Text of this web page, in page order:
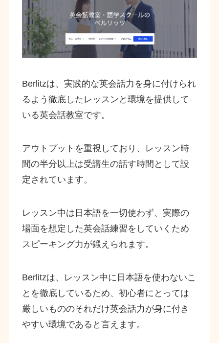
Berlitzは、実践的な英会話力を身に付けられ
るよう徹底したレッスンと環境を提供して
いる英会話教室です。
アウトプットを重視しており、レッスン時
間の半分以上は受講生の話す時間として設
定されています。
レッスン中は日本語を一切使わず、実際の
場面を想定した英会話練習をしていくため
スピーキング力が鍛えられます。
Berlitzは、レッスン中に日本語を使わないこ
とを徹底しているため、初心者にとっては
厳しいもののそれだけ英会話力が身に付き
やすい環境であると言えます。